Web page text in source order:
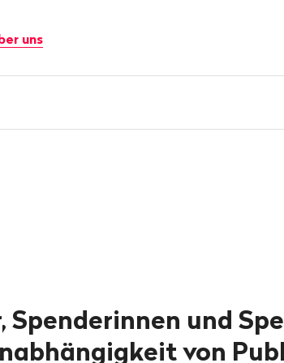
uns
Spenderinnen und
von